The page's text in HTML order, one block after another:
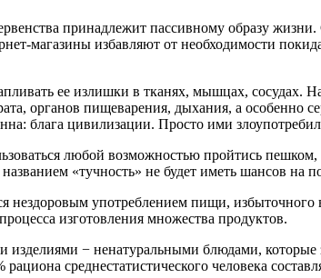
принадлежит пассивному образу жизни.
магазины избавляют от необходимости
ее излишки в тканях, мышцах, сосудах.
органов пищеварения, дыхания, а особенно
блага цивилизации. Просто ими
любой возможностью пройтись
«тучность» не будет иметь шансов на
нездоровым употреблением пищи, избыточного
изготовления множества продуктов.
− ненатуральными блюдами, которые
среднестатистического человека